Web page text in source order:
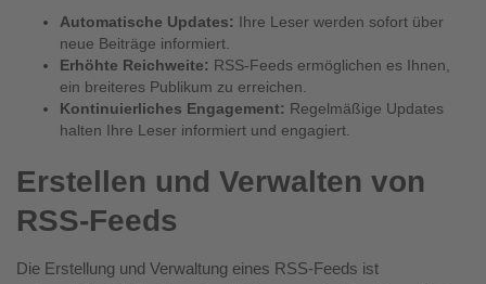
Automatische Updates: Ihre Leser werden sofort über
neue Beiträge informiert.
Erhöhte Reichweite: RSS-Feeds ermöglichen es Ihnen,
ein breiteres Publikum zu erreichen.
Kontinuierliches Engagement: Regelmäßige Updates
halten Ihre Leser informiert und engagiert.
Erstellen und Verwalten von
RSS-Feeds
Die Erstellung und Verwaltung eines RSS-Feeds ist